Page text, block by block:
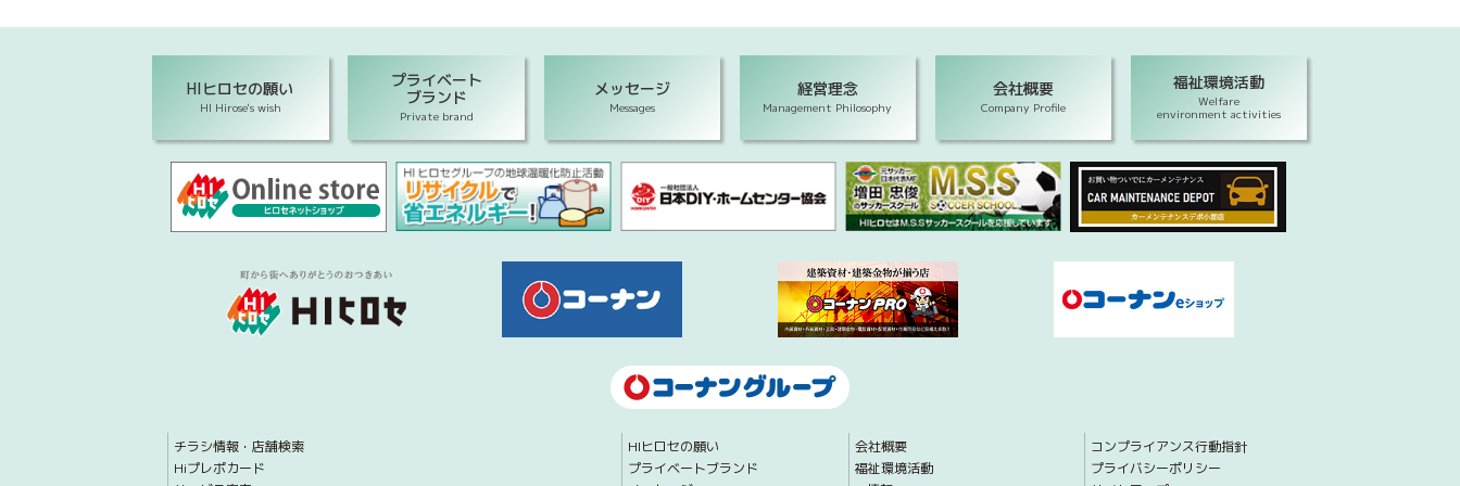
HIヒロセの願い
HI Hirose's wish
プライベート
ブランド
Private brand
メッセージ
Messages
経営理念
Management Philosophy
会社概要
Company Profile
福祉環境活動
Welfare
environment activities
チラシ情報・店舗検索
Hiプレポカード
HIヒロセの願い
プライベートブランド
会社概要
福祉環境活動
コンプライアンス行動指針
プライバシーポリシー